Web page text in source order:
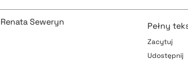
pobierz cytat
Renata Seweryn Pełny
Zacytuj
Udostępnij